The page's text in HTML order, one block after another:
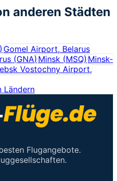
anderen Städten
)Gomel Airport, Belarus
(GNA) Minsk (MSQ) Minsk-
Vostochny Airport,
Ländern
Flugangebote.